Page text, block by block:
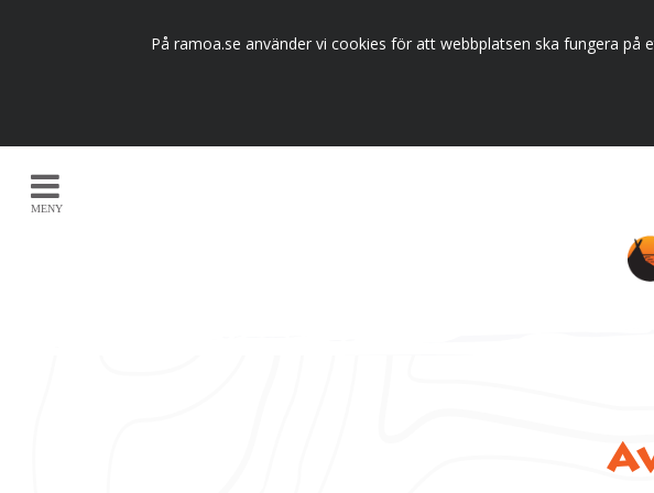
På ramoa.se använder vi cookies för att webbplatsen ska fungera
MENY